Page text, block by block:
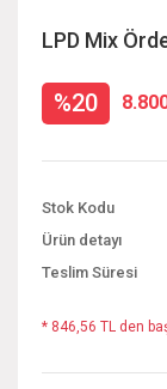
LPD Mix
%20
Stok Kodu
Ürün detayı
Teslim Süresi
* 846,56 TL den